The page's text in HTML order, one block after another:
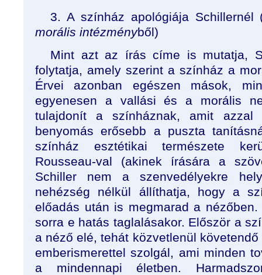
3. A színház apológiája Schillernél
morális intézményből)
Mint azt az írás címe is mutatja,
folytatja, amely szerint a színház a
Érvei azonban egészen mások,
egyenesen a vallási és a morális
tulajdonít a színháznak, amit
benyomás erősebb a puszta
színház esztétikai természete
Rousseau-val (akinek írására a
Schiller nem a szenvedélyekre
nehézség nélkül állíthatja, hogy a
előadás után is megmarad a
sorra e hatás taglalásakor. Először a
a néző elé, tehát közvetlenül
emberismerettel szolgál, ami minden
a mindennapi életben.